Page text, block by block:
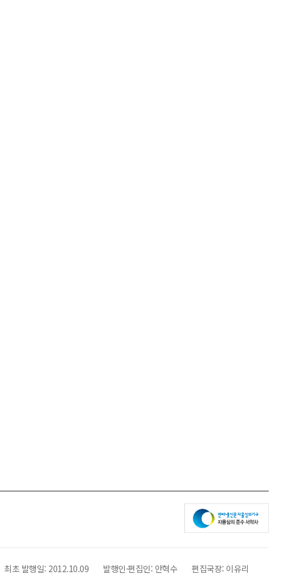
최초 발행일: 2012.10.09 발행인·편집인: 안혁수 편집국장: 이유리